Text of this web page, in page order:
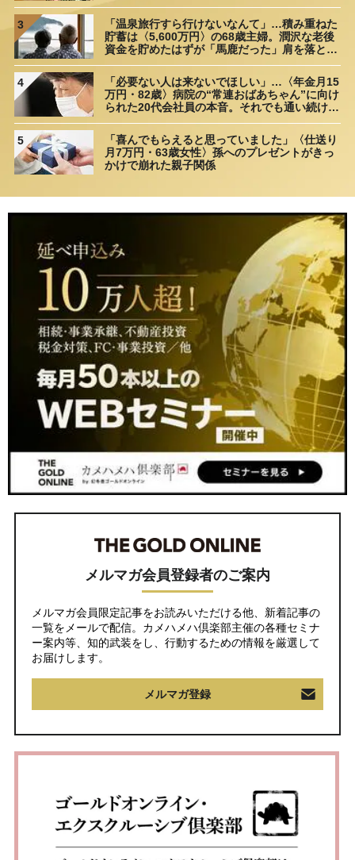
3
「温泉旅行すら行けないなんて」…積み重ねた
貯蓄は〈5,600万円〉の68歳主婦。潤沢な老後
資金を貯めたはずが「馬鹿だった」肩を落とす
理由
4
「必要ない人は来ないでほしい」…〈年金月15
万円・82歳〉病院の“常連おばあちゃん”に向け
られた20代会社員の本音。それでも通い続ける
理由
5
「喜んでもらえると思っていました」〈仕送り
月7万円・63歳女性〉孫へのプレゼントがきっ
かけで崩れた親子関係
メルマガ会員登録者のご案内
メルマガ会員限定記事をお読みいただける他、新着記事の
一覧をメールで配信。カメハメハ倶楽部主催の各種セミナ
ー案内等、知的武装をし、行動するための情報を厳選して
お届けします。
メルマガ登録